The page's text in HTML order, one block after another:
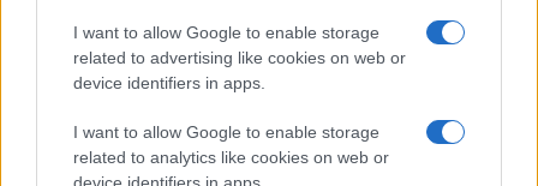
I want to allow Google to enable storage
related to advertising like cookies on web or
device identifiers in apps.
I want to allow Google to enable storage
related to analytics like cookies on web or
device identifiers in apps.
Διαβάστε περισσότερα
στο υπό κατασκευή νέο
Διεθνές Αεροδρόμιο η